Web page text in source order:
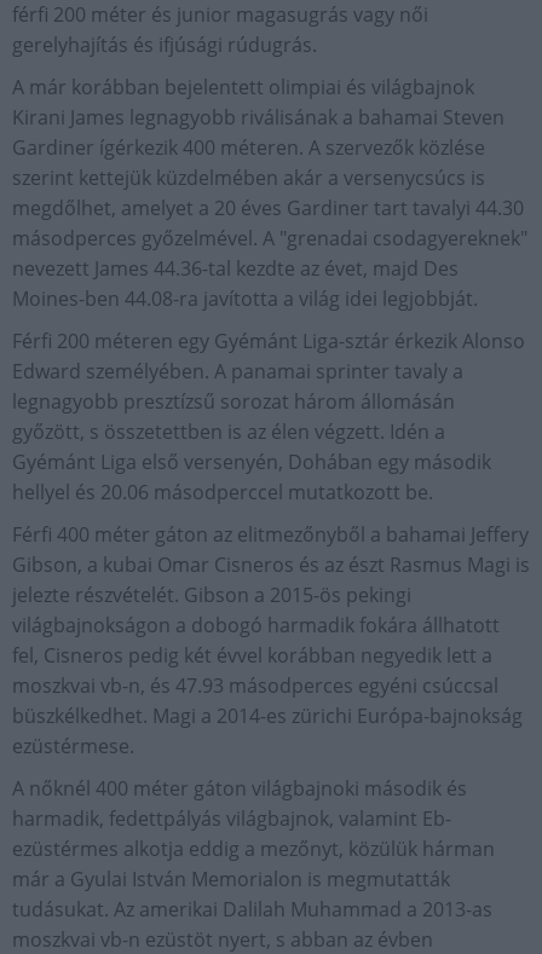
férfi 200 méter és junior magasugrás vagy női
gerelyhajítás és ifjúsági rúdugrás.
A már korábban bejelentett olimpiai és világbajnok
Kirani James legnagyobb riválisának a bahamai Steven
Gardiner ígérkezik 400 méteren. A szervezők közlése
szerint kettejük küzdelmében akár a versenycsúcs is
megdőlhet, amelyet a 20 éves Gardiner tart tavalyi 44.30
másodperces győzelmével. A "grenadai csodagyereknek"
nevezett James 44.36-tal kezdte az évet, majd Des
Moines-ben 44.08-ra javította a világ idei legjobbját.
Férfi 200 méteren egy Gyémánt Liga-sztár érkezik Alonso
Edward személyében. A panamai sprinter tavaly a
legnagyobb presztízsű sorozat három állomásán
győzött, s összetettben is az élen végzett. Idén a
Gyémánt Liga első versenyén, Dohában egy második
hellyel és 20.06 másodperccel mutatkozott be.
Férfi 400 méter gáton az elitmezőnyből a bahamai Jeffery
Gibson, a kubai Omar Cisneros és az észt Rasmus Magi is
jelezte részvételét. Gibson a 2015-ös pekingi
világbajnokságon a dobogó harmadik fokára állhatott
fel, Cisneros pedig két évvel korábban negyedik lett a
moszkvai vb-n, és 47.93 másodperces egyéni csúccsal
büszkélkedhet. Magi a 2014-es zürichi Európa-bajnokság
ezüstérmese.
A nőknél 400 méter gáton világbajnoki második és
harmadik, fedettpályás világbajnok, valamint Eb-
ezüstérmes alkotja eddig a mezőnyt, közülük hárman
már a Gyulai István Memorialon is megmutatták
tudásukat. Az amerikai Dalilah Muhammad a 2013-as
moszkvai vb-n ezüstöt nyert, s abban az évben